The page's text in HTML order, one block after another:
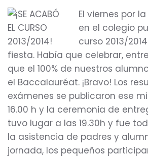
El viernes por
en el colegio
curso 2013/
fiesta. Había que celebrar,
que el 100% de nuestros
el Baccalauréat. ¡Bravo! Los
exámenes se publicaron ese
16.00 h y la ceremonia de
tuvo lugar a las 19.30h y fue
la asistencia de padres y
jornada, los pequeños